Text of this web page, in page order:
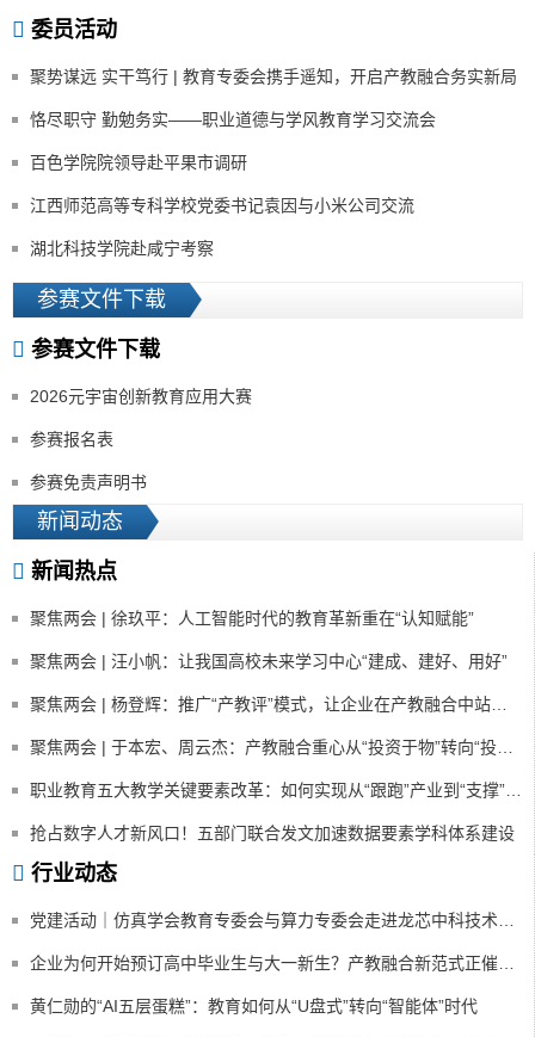
委员活动
聚势谋远 实干笃行 | 教育专委会携手遥知，开启产教融合务实新局
恪尽职守 勤勉务实——职业道德与学风教育学习交流会
百色学院院领导赴平果市调研
江西师范高等专科学校党委书记袁因与小米公司交流
湖北科技学院赴咸宁考察
参赛文件下载
参赛文件下载
2026元宇宙创新教育应用大赛
参赛报名表
参赛免责声明书
新闻动态
新闻热点
聚焦两会 | 徐玖平：人工智能时代的教育革新重在“认知赋能”
聚焦两会 | 汪小帆：让我国高校未来学习中心“建成、建好、用好”
聚焦两会 | 杨登辉：推广“产教评”模式，让企业在产教融合中站上“C位”
聚焦两会 | 于本宏、周云杰：产教融合重心从“投资于物”转向“投资于人”与科普动画IP创制
职业教育五大教学关键要素改革：如何实现从“跟跑”产业到“支撑”产业
抢占数字人才新风口！五部门联合发文加速数据要素学科体系建设
行业动态
党建活动｜仿真学会教育专委会与算力专委会走进龙芯中科技术股份有限公司
企业为何开始预订高中毕业生与大一新生？产教融合新范式正催生教育价值重估
黄仁勋的“AI五层蛋糕”：教育如何从“U盘式”转向“智能体”时代